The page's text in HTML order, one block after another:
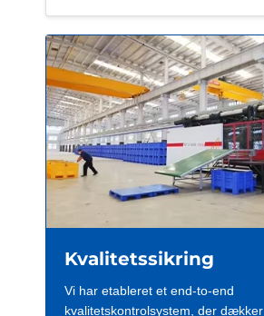
Kvalitetssikring
Vi har etableret et end-to-end
kvalitetskontrolsystem, der dækker